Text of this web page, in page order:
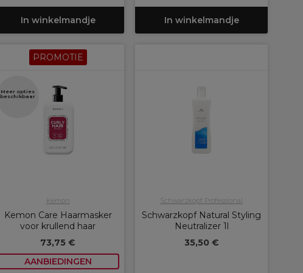
In winkelmandje In winkelmandje
PROMOTIE
Meer opties
beschikbaar
Kemon
Kemon Care Haarmasker
voor krullend haar
73,75 €
AANBIEDINGEN
Schwarzkopf Professional
Schwarzkopf Natural Styling
Neutralizer 1l
35,50 €